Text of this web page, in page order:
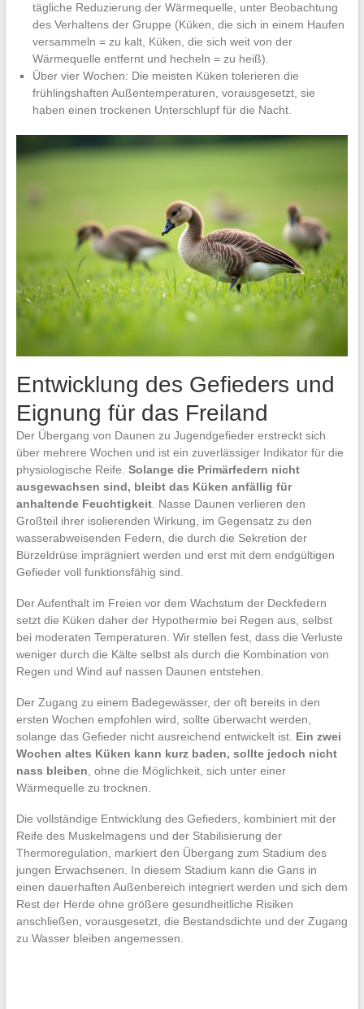
tägliche Reduzierung der Wärmequelle, unter Beobachtung
des Verhaltens der Gruppe (Küken, die sich in einem Haufen
versammeln = zu kalt, Küken, die sich weit von der
Wärmequelle entfernt und hecheln = zu heiß).
Über vier Wochen: Die meisten Küken tolerieren die
frühlingshaften Außentemperaturen, vorausgesetzt, sie
haben einen trockenen Unterschlupf für die Nacht.
Entwicklung des Gefieders und
Eignung für das Freiland
Der Übergang von Daunen zu Jugendgefieder erstreckt sich
über mehrere Wochen und ist ein zuverlässiger Indikator für die
physiologische Reife. Solange die Primärfedern nicht
ausgewachsen sind, bleibt das Küken anfällig für
anhaltende Feuchtigkeit. Nasse Daunen verlieren den
Großteil ihrer isolierenden Wirkung, im Gegensatz zu den
wasserabweisenden Federn, die durch die Sekretion der
Bürzeldrüse imprägniert werden und erst mit dem endgültigen
Gefieder voll funktionsfähig sind.
Der Aufenthalt im Freien vor dem Wachstum der Deckfedern
setzt die Küken daher der Hypothermie bei Regen aus, selbst
bei moderaten Temperaturen. Wir stellen fest, dass die Verluste
weniger durch die Kälte selbst als durch die Kombination von
Regen und Wind auf nassen Daunen entstehen.
Der Zugang zu einem Badegewässer, der oft bereits in den
ersten Wochen empfohlen wird, sollte überwacht werden,
solange das Gefieder nicht ausreichend entwickelt ist. Ein zwei
Wochen altes Küken kann kurz baden, sollte jedoch nicht
nass bleiben, ohne die Möglichkeit, sich unter einer
Wärmequelle zu trocknen.
Die vollständige Entwicklung des Gefieders, kombiniert mit der
Reife des Muskelmagens und der Stabilisierung der
Thermoregulation, markiert den Übergang zum Stadium des
jungen Erwachsenen. In diesem Stadium kann die Gans in
einen dauerhaften Außenbereich integriert werden und sich dem
Rest der Herde ohne größere gesundheitliche Risiken
anschließen, vorausgesetzt, die Bestandsdichte und der Zugang
zu Wasser bleiben angemessen.